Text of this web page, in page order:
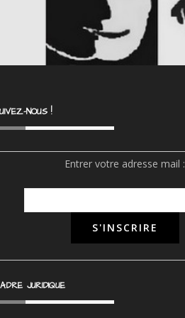
NOUS !
Entrer votre adresse mail :
JURIDIQUE